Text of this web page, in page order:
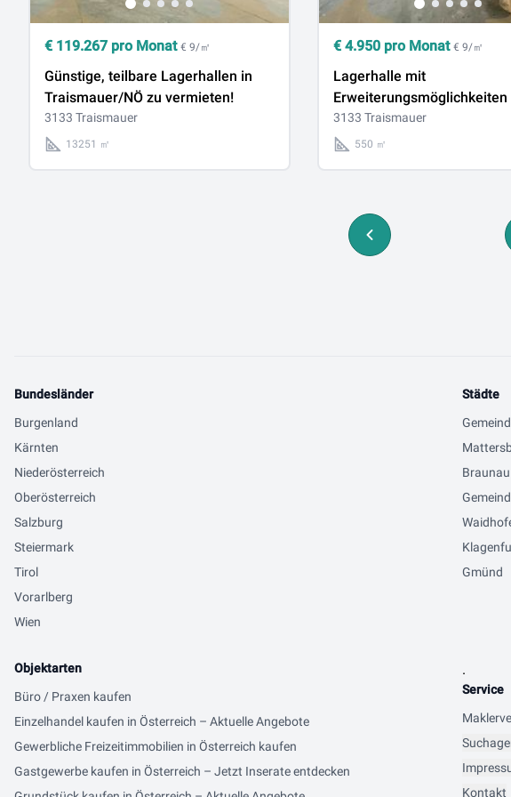
€ 119.267 pro Monat € 9/㎡
Günstige, teilbare Lagerhallen in
Traismauer/NÖ zu vermieten!
3133 Traismauer
13251 ㎡
€ 4.950pro Monat € 9/㎡
Lagerhalle mit
Erweiterungsmöglichkeiten
Traismauer NÖ zu
3133 Traismauer
550 ㎡
Bundesländer
Burgenland
Kärnten
Niederösterreich
Oberösterreich
Salzburg
Steiermark
Tirol
Vorarlberg
Wien
Städte
Gmünd
Objektarten
Büro / Praxen kaufen
Einzelhandel kaufen in Österreich – Aktuelle Angebote
Gewerbliche Freizeitimmobilien in Österreich kaufen
Gastgewerbe kaufen in Österreich – Jetzt Inserate entdecken
.
Service
Kontakt